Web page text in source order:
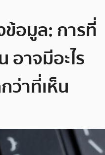
อมูล: การที่
อาจมีอะไร
ว่าที่เห็น